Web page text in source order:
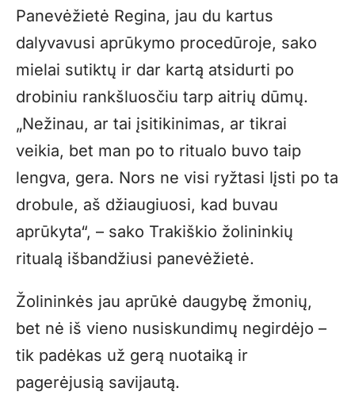
Panevėžietė Regina, jau du kartus
dalyvavusi aprūkymo procedūroje, sako
mielai sutiktų ir dar kartą atsidurti po
drobiniu rankšluosčiu tarp aitrių dūmų.
„Nežinau, ar tai įsitikinimas, ar tikrai
veikia, bet man po to ritualo buvo taip
lengva, gera. Nors ne visi ryžtasi lįsti po ta
drobule, aš džiaugiuosi, kad buvau
aprūkyta“, – sako Trakiškio žolininkių
ritualą išbandžiusi panevėžietė.
Žolininkės jau aprūkė daugybę žmonių,
bet nė iš vieno nusiskundimų negirdėjo –
tik padėkas už gerą nuotaiką ir
pagerėjusią savijautą.